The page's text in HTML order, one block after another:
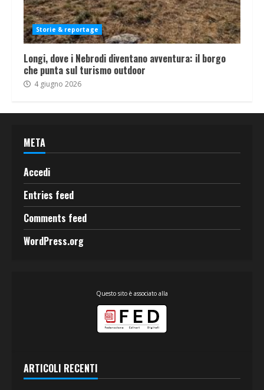
Storie & reportage
Longi, dove i Nebrodi diventano avventura: il borgo
che punta sul turismo outdoor
4 giugno 2026
META
Accedi
Entries feed
Comments feed
WordPress.org
Questo sito è associato alla
ARTICOLI RECENTI